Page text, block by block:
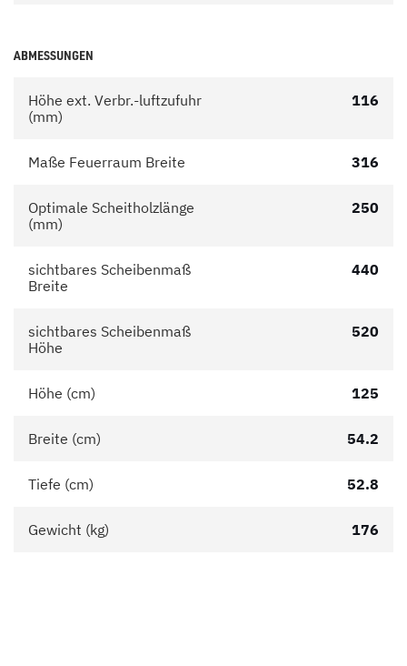
ABMESSUNGEN
Höhe ext. Verbr.-luftzufuhr
(mm)
116
Maße Feuerraum Breite 316
Optimale Scheitholzlänge
(mm)
250
sichtbares Scheibenmaß
Breite
440
sichtbares Scheibenmaß
Höhe
520
Höhe (cm) 125
Breite (cm) 54.2
Tiefe (cm) 52.8
Gewicht (kg) 176